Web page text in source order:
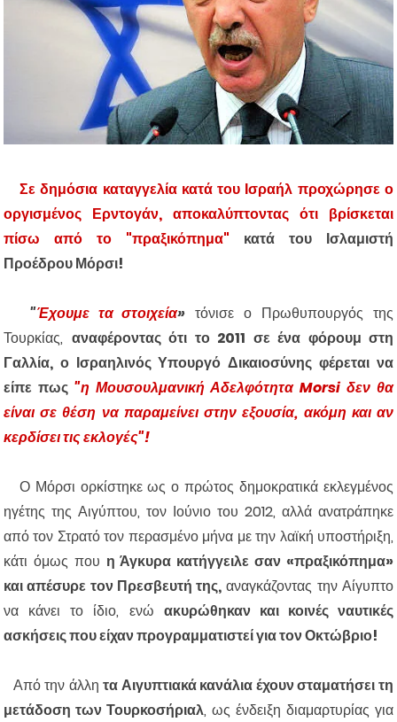
Σε δημόσια καταγγελία κατά του Ισραήλ προχώρησε ο
οργισμένος Ερντογάν, αποκαλύπτοντας ότι βρίσκεται
πίσω από το "πραξικόπημα" κατά του Ισλαμιστή
Προέδρου Μόρσι!
"Έχουμε τα στοιχεία» τόνισε ο Πρωθυπουργός της
Τουρκίας, αναφέροντας ότι το 2011 σε ένα φόρουμ στη
Γαλλία, ο Ισραηλινός Υπουργό Δικαιοσύνης φέρεται να
είπε πως "η Μουσουλμανική Αδελφότητα Morsi δεν θα
είναι σε θέση να παραμείνει στην εξουσία, ακόμη και αν
κερδίσει τις εκλογές"!
Ο Μόρσι ορκίστηκε ως ο πρώτος δημοκρατικά εκλεγμένος
ηγέτης της Αιγύπτου, τον Ιούνιο του 2012, αλλά ανατράπηκε
από τον Στρατό τον περασμένο μήνα με την λαϊκή υποστήριξη,
κάτι όμως που η Άγκυρα κατήγγειλε σαν «πραξικόπημα»
και απέσυρε τον Πρεσβευτή της, αναγκάζοντας την Αίγυπτο
να κάνει το ίδιο, ενώ ακυρώθηκαν και κοινές ναυτικές
ασκήσεις που είχαν προγραμματιστεί για τον Οκτώβριο!
Από την άλλητα Αιγυπτιακά κανάλια έχουν σταματήσει τη
μετάδοση των Τουρκοσήριαλ, ως ένδειξη διαμαρτυρίας για